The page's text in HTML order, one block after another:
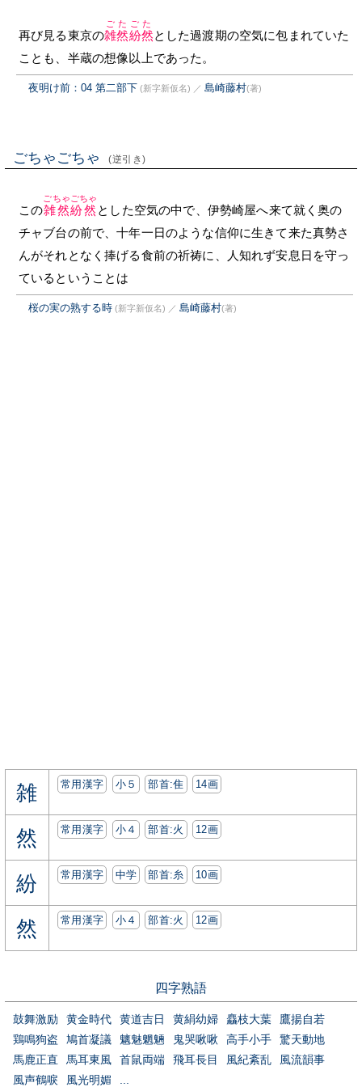
再び見る東京の雑然紛然
ごたごた
とした過渡期の空気に包まれていた
ことも、半蔵の想像以上であった。
夜明け前：04 第二部下 (新字新仮名) ／ 島崎藤村(著)
ごちゃごちゃ (逆引き)
この雑然紛然
ごちゃごちゃ
とした空気の中で、伊勢崎屋へ来て就く奥の
チャブ台の前で、十年一日のような信仰に生きて来た真勢さ
んがそれとなく捧げる食前の祈祷に、人知れず安息日を守っ
ているということは
桜の実の熟する時 (新字新仮名) ／ 島崎藤村(著)
雑 常用漢字 小５ 部首:⾫ 14画
然 常用漢字 小４ 部首:⽕ 12画
紛 常用漢字 中学 部首:⽷ 10画
然 常用漢字 小４ 部首:⽕ 12画
四字熟語
鼓舞激励 黄金時代 黄道吉日 黄絹幼婦 麤枝大葉
鷹揚自若
鶏鳴狗盗
鳩首凝議 魑魅魍魎 鬼哭啾啾 高手小手
驚天動地
馬鹿正直
馬耳東風 首鼠両端 飛耳長目 風紀紊乱
風流韻事
風声鶴唳
風光明媚